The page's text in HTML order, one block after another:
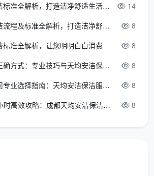
门时间。确认无误后，给出明确的一
司会在服务前明确服务内容、收费标
免低价揽客、上门加价的消费陷阱。
坚持一口价、先报价后服务的收费模
支出清清楚楚。据成都市家政服务行
年底以来成都家政保洁订单量持续走
与工具准备——出门前的
专业日常保洁标准全解析，打造洁净舒适生活空间 14
专业日常保洁流程及标准全解析，打造洁净舒适环境 8
标准全解析，让您明明白白消费 8
日常保洁的正确方式：专业技巧与天均安洁保洁服务全解析 8
日常保洁公司专业选择指南：天均安洁保洁服务全解析 8
日常保洁2小时高效攻略：成都天均安洁保洁专业时间管理方案 8